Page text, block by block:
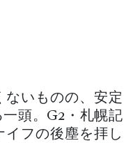
ないものの、安定
頭。G2・札幌記
フの後塵を拝し